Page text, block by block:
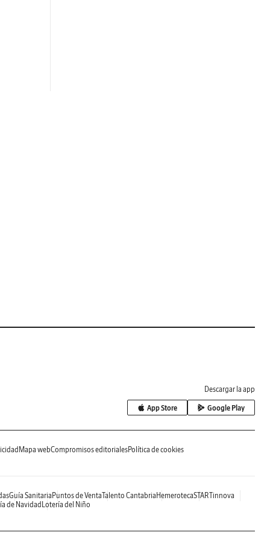
Descargar la app
App Store Google Play
Mapa webCompromisos editorialesPolítica de cookies
Guía Sanitaria Puntos de VentaTalento Cantabria HemerotecaSTARTinnova
de Navidad Lotería del Niño